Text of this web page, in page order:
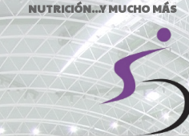
NUTRICIÓN...Y MUCHO MÁS